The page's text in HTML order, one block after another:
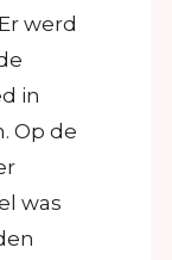
werd
in
Op de
was